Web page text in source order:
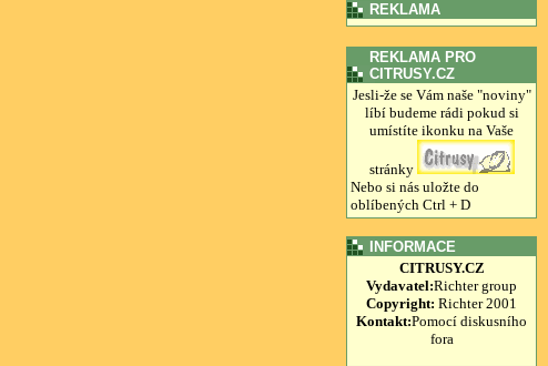
REKLAMA
REKLAMA PRO
CITRUSY.CZ
Jesli-že se Vám naše "noviny"
líbí budeme rádi pokud si
umístíte ikonku na Vaše
stránky
Nebo si nás uložte do
oblíbených Ctrl + D
INFORMACE
CITRUSY.CZ
Vydavatel:Richter group
Copyright: Richter 2001
Kontakt:Pomocí diskusního
fora